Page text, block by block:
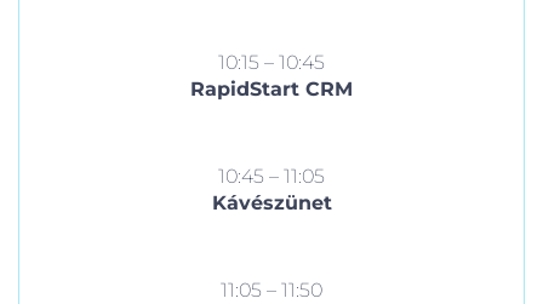
10:15 – 10:45
RapidStart CRM
10:45 – 11:05
Kávészünet
11:05 – 11:50